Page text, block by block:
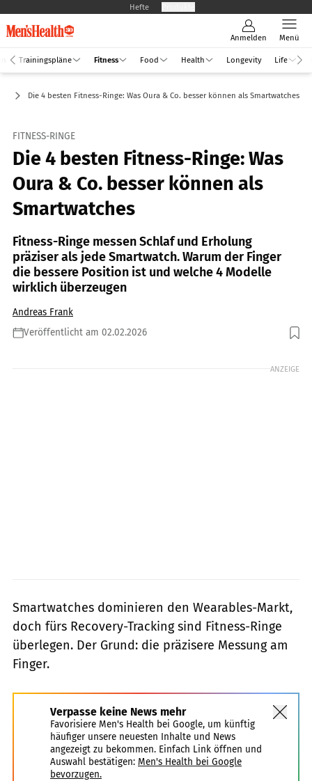
Hefte
Anmelden Menü
Trainingspläne Fitness Food Health Longevity Life
Die 4 besten Fitness-Ringe: Was Oura & Co. besser können als Smartwatches
FITNESS-RINGE
Die 4 besten Fitness-Ringe: Was
Oura & Co. besser können als
Smartwatches
Fitness-Ringe messen Schlaf und Erholung
präziser als jede Smartwatch. Warum der Finger
die bessere Position ist und welche 4 Modelle
wirklich überzeugen
Andreas Frank
Veröffentlicht am 02.02.2026
Foto: Ober Ramirez, Getty Images
ANZEIGE
Smartwatches dominieren den Wearables-Markt,
doch fürs Recovery-Tracking sind Fitness-Ringe
überlegen. Der Grund: die präzisere Messung am
Finger.
Verpasse keine News mehr
Favorisiere Men's Health bei Google, um künftig
häufiger unsere neuesten Inhalte und News
angezeigt zu bekommen. Einfach Link öffnen und
Auswahl bestätigen: Men's Health bei Google
bevorzugen.